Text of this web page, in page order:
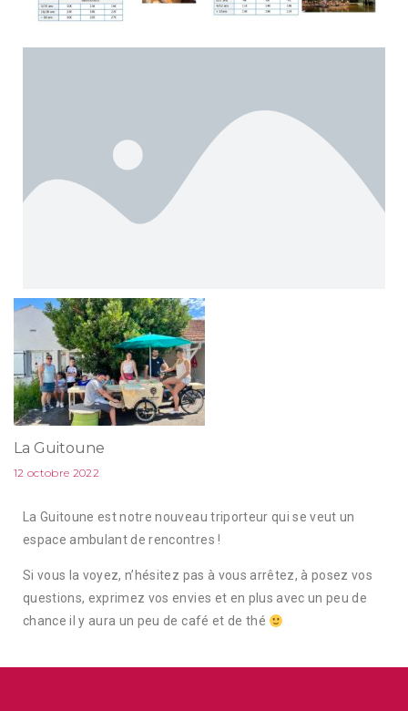
La Guitoune
12 octobre 2022
La Guitoune est notre nouveau triporteur qui se veut un
espace ambulant de rencontres !
Si vous la voyez, n’hésitez pas à vous arrêtez, à posez vos
questions, exprimez vos envies et en plus avec un peu de
chance il y aura un peu de café et de thé